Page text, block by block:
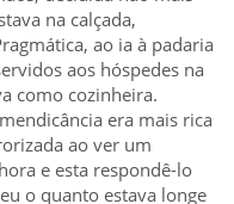
na calçada,
ao ia à padaria
aos hóspedes na
como cozinheira.
era mais rica
ao ver um
e esta respondê-lo
o quanto estava longe